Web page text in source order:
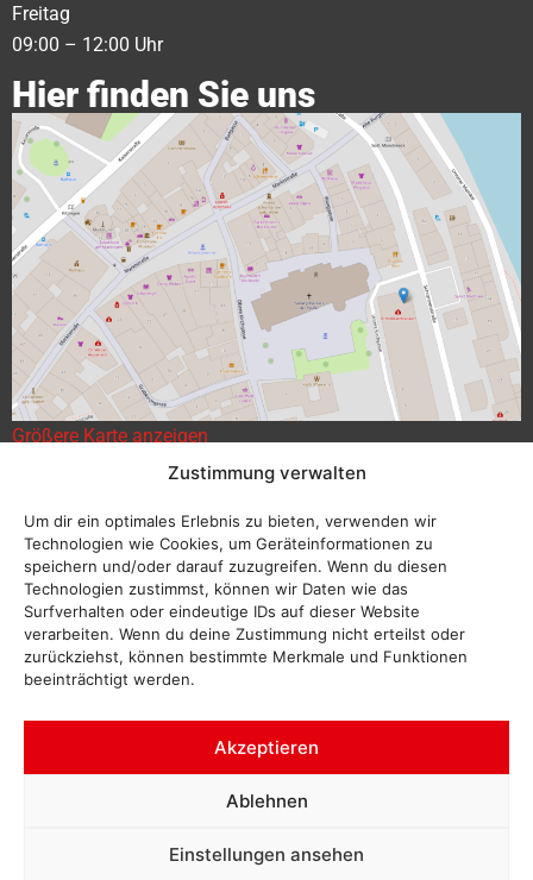
Zustimmung verwalten
Um dir ein optimales Erlebnis zu bieten, verwenden wir
Technologien wie Cookies, um Geräteinformationen zu
speichern und/oder darauf zuzugreifen. Wenn du diesen
Technologien zustimmst, können wir Daten wie das
Surfverhalten oder eindeutige IDs auf dieser Website
verarbeiten. Wenn du deine Zustimmung nicht erteilst oder
zurückziehst, können bestimmte Merkmale und Funktionen
beeinträchtigt werden.
Akzeptieren
Ablehnen
Einstellungen ansehen
Freitag
09:00 – 12:00 Uhr
Hier finden Sie uns
Größere Karte anzeigen